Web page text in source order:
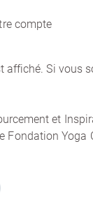
compte
affiché. Si vous
et
Fondation Yoga
le lien